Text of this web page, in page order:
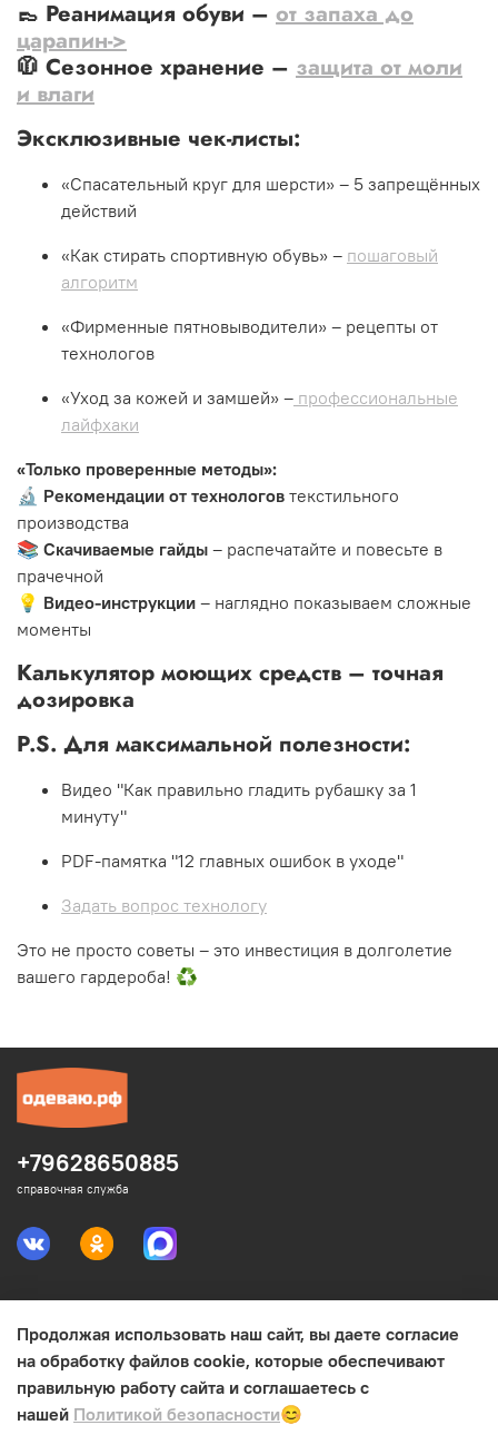
👞 Реанимация обуви – от запаха до
царапин->
🧥 Сезонное хранение – защита от моли
и влаги
Эксклюзивные чек-листы:
«Спасательный круг для шерсти» – 5 запрещённых
действий
«Как стирать спортивную обувь» – пошаговый
алгоритм
«Фирменные пятновыводители» – рецепты от
технологов
«Уход за кожей и замшей» – профессиональные
лайфхаки
«Только проверенные методы»:
🔬 Рекомендации от технологов текстильного
производства
📚 Скачиваемые гайды – распечатайте и повесьте в
прачечной
💡 Видео-инструкции – наглядно показываем сложные
моменты
Калькулятор моющих средств – точная
дозировка
P.S. Для максимальной полезности:
Видео "Как правильно гладить рубашку за 1
минуту"
PDF-памятка "12 главных ошибок в уходе"
Задать вопрос технологу
Это не просто советы – это инвестиция в долголетие
вашего гардероба! ♻️
Юридическая информация
Интересное
+79628650885
справочная служба
Продолжая использовать наш сайт, вы даете согласие
на обработку файлов cookie, которые обеспечивают
правильную работу сайта и соглашаетесь с
нашей Политикой безопасности😊